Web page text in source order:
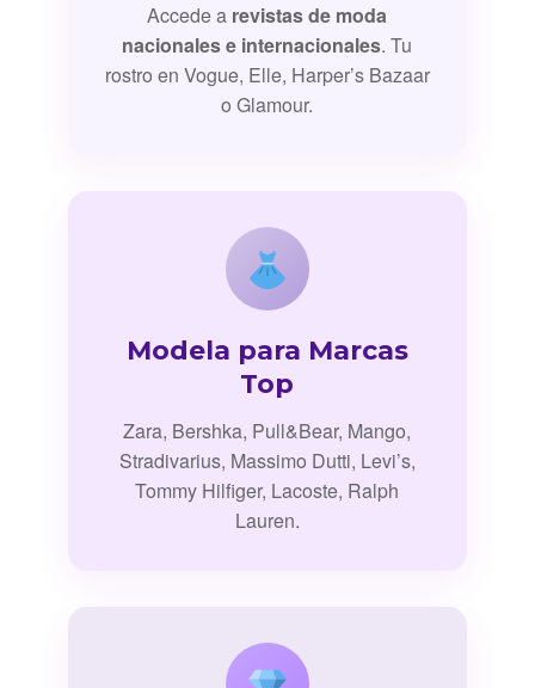
Accede a revistas de moda
nacionales e internacionales. Tu
rostro en Vogue, Elle, Harper’s Bazaar
o Glamour.
Modela para Marcas
Top
Zara, Bershka, Pull&Bear, Mango,
Stradivarius, Massimo Dutti, Levi’s,
Tommy Hilfiger, Lacoste, Ralph
Lauren.